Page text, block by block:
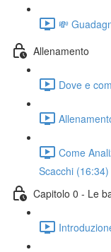
💸
Allenamento
Dove e
Come
Scacchi (16:34)
Capitolo 0 - Le